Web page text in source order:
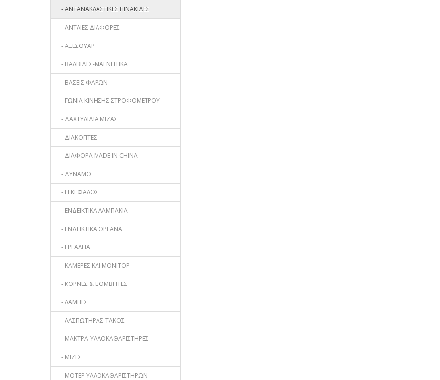
- ΑΝΤΑΝΑΚΛΑΣΤΙΚΕΣ ΠΙΝΑΚΙΔΕΣ
- ΑΝΤΛΙΕΣ ΔΙΑΦΟΡΕΣ
- ΑΞΕΣΟΥΑΡ
- ΒΑΛΒΙΔΕΣ-ΜΑΓΝΗΤΙΚΑ
- ΒΑΣΕΙΣ ΦΑΡΩΝ
- ΓΩΝΙΑ ΚΙΝΗΣΗΣ ΣΤΡΟΦΟΜΕΤΡΟΥ
- ΔΑΧΤΥΛΙΔΙΑ ΜΙΖΑΣ
- ΔΙΑΚΟΠΤΕΣ
- ΔΙΑΦΟΡΑ MADE IN CHINA
- ΔΥΝΑΜΟ
- ΕΓΚΕΦΑΛΟΣ
- ΕΝΔΕΙΚΤΙΚΑ ΛΑΜΠΑΚΙΑ
- ΕΝΔΕΙΚΤΙΚΑ ΟΡΓΑΝΑ
- ΕΡΓΑΛΕΙΑ
- ΚΑΜΕΡΕΣ ΚΑΙ ΜΟΝΙΤΟΡ
- ΚΟΡΝΕΣ & ΒΟΜΒΗΤΕΣ
- ΛΑΜΠΕΣ
- ΛΑΣΠΩΤΗΡΑΣ-ΤΑΚΟΣ
- ΜΑΚΤΡΑ-ΥΑΛΟΚΑΘΑΡΙΣΤΗΡΕΣ
- ΜΙΖΕΣ
- ΜΟΤΕΡ ΥΑΛΟΚΑΘΑΡΙΣΤΗΡΩΝ-